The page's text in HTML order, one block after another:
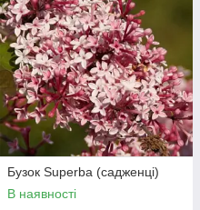
Бузок Superba (садженці)
В наявності